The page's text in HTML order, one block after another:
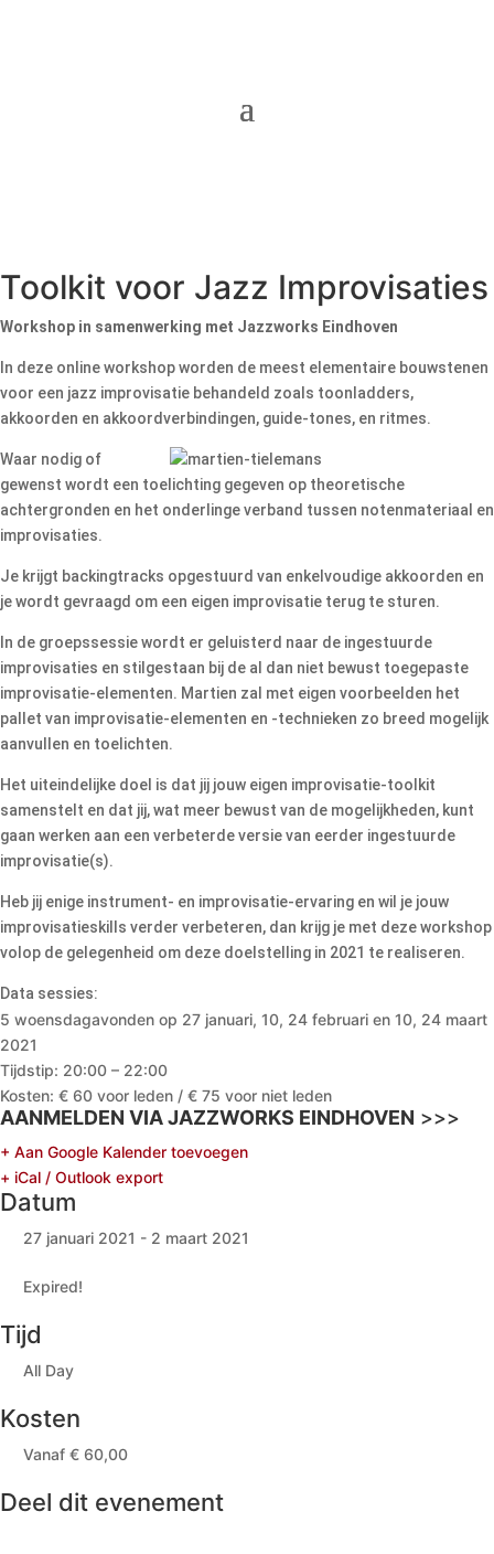
Toolkit voor Jazz Improvisaties
Workshop in samenwerking met Jazzworks Eindhoven
In deze online workshop worden de meest elementaire bouwstenen
voor een jazz improvisatie behandeld zoals toonladders,
akkoorden en akkoordverbindingen, guide-tones, en ritmes.
Waar nodig of
gewenst wordt een toelichting gegeven op theoretische
achtergronden en het onderlinge verband tussen notenmateriaal en
improvisaties.
Je krijgt backingtracks opgestuurd van enkelvoudige akkoorden en
je wordt gevraagd om een eigen improvisatie terug te sturen.
In de groepssessie wordt er geluisterd naar de ingestuurde
improvisaties en stilgestaan bij de al dan niet bewust toegepaste
improvisatie-elementen. Martien zal met eigen voorbeelden het
pallet van improvisatie-elementen en -technieken zo breed mogelijk
aanvullen en toelichten.
Het uiteindelijke doel is dat jij jouw eigen improvisatie-toolkit
samenstelt en dat jij, wat meer bewust van de mogelijkheden, kunt
gaan werken aan een verbeterde versie van eerder ingestuurde
improvisatie(s).
Heb jij enige instrument- en improvisatie-ervaring en wil je jouw
improvisatieskills verder verbeteren, dan krijg je met deze workshop
volop de gelegenheid om deze doelstelling in 2021 te realiseren.
Data sessies:
5 woensdagavonden op 27 januari, 10, 24 februari en 10, 24 maart
2021
Tijdstip: 20:00 – 22:00
Kosten: € 60 voor leden / € 75 voor niet leden
AANMELDEN VIA JAZZWORKS EINDHOVEN >>>
+ Aan Google Kalender toevoegen
+ iCal / Outlook export
Datum
27 januari 2021 - 2 maart 2021
Expired!
Tijd
All Day
Kosten
Vanaf € 60,00
Deel dit evenement